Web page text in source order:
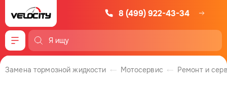
8 (499) 922-43-34
Меню
Ремонт и
Мотосервис
Замена тормозной жидкости